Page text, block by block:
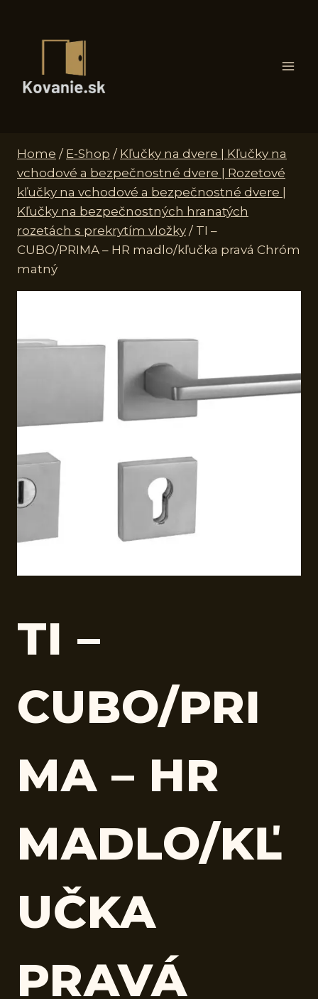
Home / E-Shop / Kľučky na dvere | Kľučky na
vchodové a bezpečnostné dvere | Rozetové
kľučky na vchodové a bezpečnostné dvere |
Kľučky na bezpečnostných hranatých
rozetách s prekrytím vložky / TI –
CUBO/PRIMA – HR madlo/kľučka pravá Chróm
matný
TI –
CUBO/PRI
MA – HR
MADLO/KĽ
UČKA
PRAVÁ